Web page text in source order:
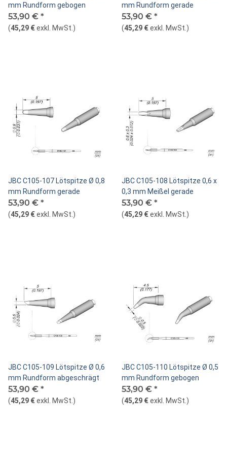
mm Rundform gebogen
53,90 € *
(45,29 €exkl. MwSt. )
mm Rundform gerade
53,90 € *
(45,29 €exkl. MwSt. )
JBC C105-107 Lötspitze Ø 0,8
mm Rundform gerade
53,90 € *
(45,29 €exkl. MwSt. )
JBC C105-108 Lötspitze 0,6 x
0,3 mm Meißel gerade
53,90 € *
(45,29 €exkl. MwSt. )
JBC C105-109 Lötspitze Ø 0,6
mm Rundform abgeschrägt
53,90 € *
(45,29 €exkl. MwSt. )
JBC C105-110 Lötspitze Ø 0,5
mm Rundform gebogen
53,90 € *
(45,29 €exkl. MwSt. )